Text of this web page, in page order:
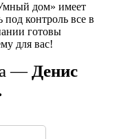
дом» имеет
контроль все в
готовы
для вас!
— Денис